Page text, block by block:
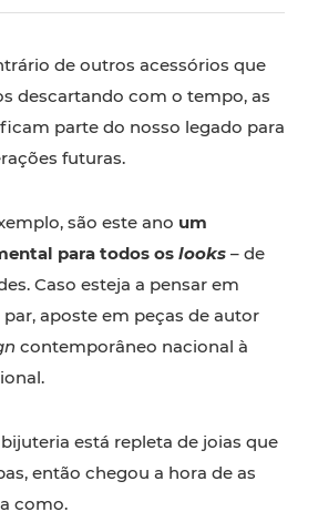
de outros acessórios que
descartando com o tempo, as
parte do nosso legado para
futuras.
são este ano um
para todos os looks – de
Caso esteja a pensar em
aposte em peças de autor
contemporâneo nacional à
está repleta de joias que
então chegou a hora de as
como.